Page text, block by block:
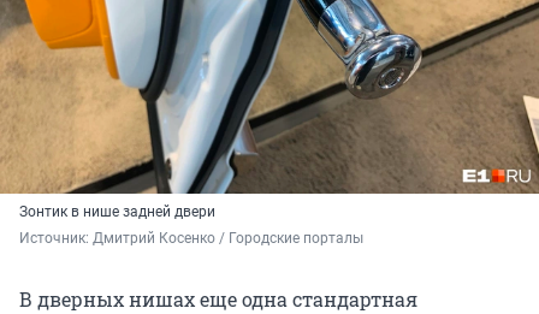
Зонтик в нише задней двери
Источник: Дмитрий Косенко / Городские порталы
В дверных нишах еще одна стандартная